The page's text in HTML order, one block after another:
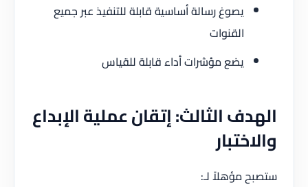
يصوغ رسالة أساسية قابلة للتنفيذ عبر جميع
القنوات
يضع مؤشرات أداء قابلة للقياس
الهدف الثالث: إتقان عملية الإبداع
والاختبار
ستصبح مؤهلاً لـ: